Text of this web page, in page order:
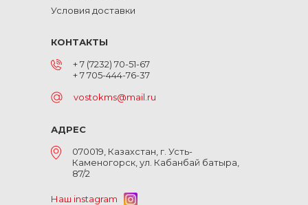
Условия доставки
КОНТАКТЫ
+ 7 (7232) 70-51-67
+ 7 705-444-76-37
vostokms@mail.ru
АДРЕС
070019, Казахстан, г. Усть-
Каменогорск, ул. Кабанбай батыра,
87/2
Наш instagram